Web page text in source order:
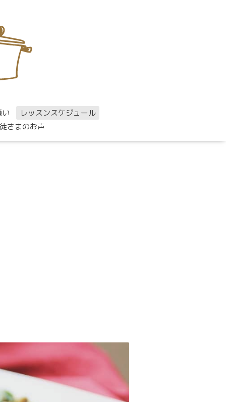
レッスンスケジュール
さまのお声